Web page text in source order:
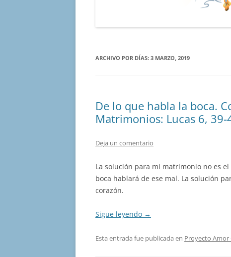
ARCHIVO POR DÍAS: 3 MARZO, 2019
De lo que habla la boca.
Matrimonios: Lucas 6, 39-
Deja un comentario
La solución para mi matrimonio no es
boca hablará de ese mal. La solución
corazón.
Sigue leyendo →
Esta entrada fue publicada en Proyecto Amor